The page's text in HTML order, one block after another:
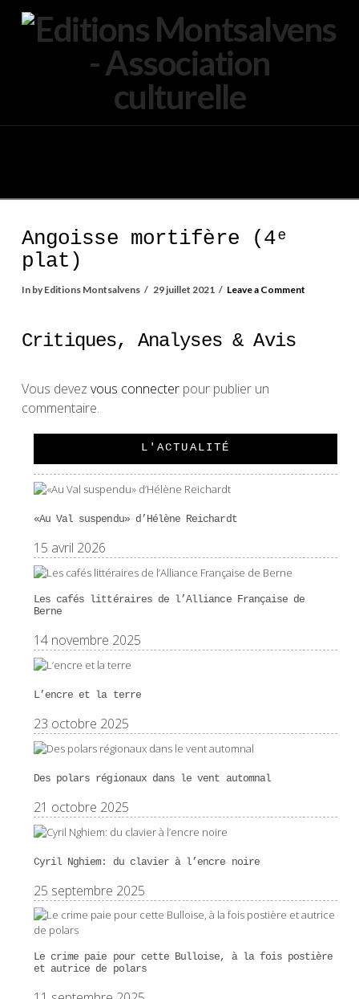
Angoisse mortifère (4ᵉ
plat)
In by Editions Montsalvens 29 juillet 2021 Leave a Comment
Critiques, Analyses & Avis
Vous devez vous connecterpour publier un
commentaire.
L'ACTUALITÉ
«Au Val suspendu» d’Hélène Reichardt
15 avril 2026
Les cafés littéraires de l’Alliance Française de
Berne
14 novembre 2025
L’encre et la terre
23 octobre 2025
Des polars régionaux dans le vent automnal
21 octobre 2025
Cyril Nghiem: du clavier à l’encre noire
25 septembre 2025
Le crime paie pour cette Bulloise, à la fois postière
et autrice de polars